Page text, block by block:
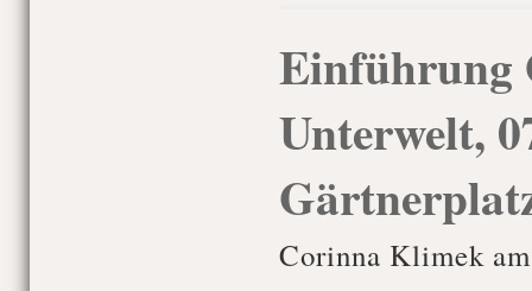
Einführung
Unterwelt,
Corinna Klimek